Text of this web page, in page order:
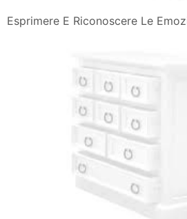
Esprimere E Riconoscere Le